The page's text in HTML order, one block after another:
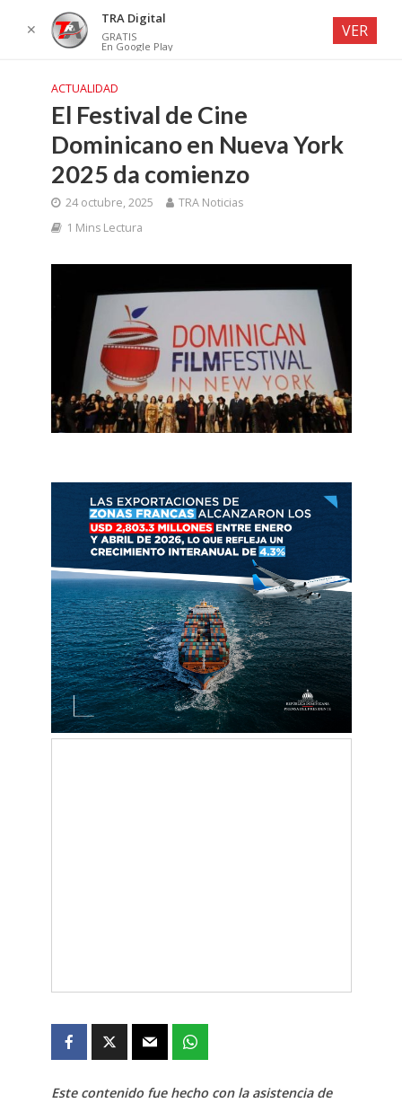
ACTUALIDAD
El Festival de Cine
Dominicano en Nueva York
2025 da comienzo
24 octubre, 2025
TRA Noticias
1 Mins Lectura
Este contenido fue hecho con la asistencia de
✕
TRA Digital
GRATIS
En Google Play
VER